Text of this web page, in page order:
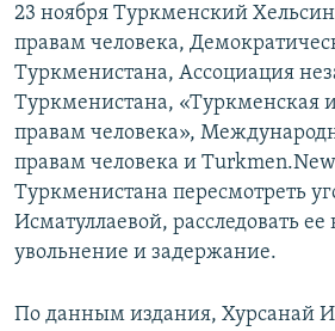
23 ноября Туркменский
правам человека,
Туркменистана, Ассоциация
Туркменистана, «Туркменская
правам человека»,
правам человека и
Туркменистана пересмотреть
Исматуллаевой, расследовать ее
увольнение и задержание.
По данным издания, Хурсанай